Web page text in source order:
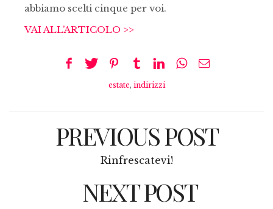
abbiamo scelti cinque per voi.
VAI ALL’ARTICOLO >>
estate, indirizzi
PREVIOUS POST
Rinfrescatevi!
NEXT POST